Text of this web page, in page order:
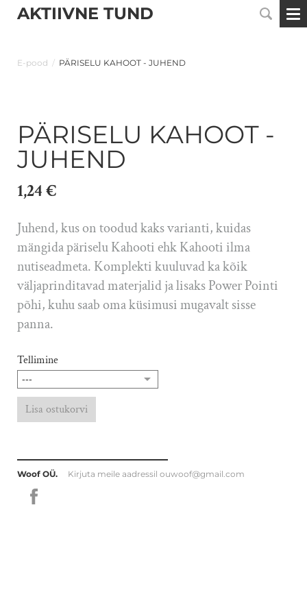
AKTIIVNE TUND
E-pood / PÄRISELU KAHOOT - JUHEND
PÄRISELU KAHOOT -
JUHEND
1,24 €
Juhend, kus on toodud kaks varianti, kuidas
mängida päriselu Kahooti ehk Kahooti ilma
nutiseadmeta. Komplekti kuuluvad ka kõik
väljaprinditavad materjalid ja lisaks Power Pointi
põhi, kuhu saab oma küsimusi mugavalt sisse
panna.
Tellimine
Lisa ostukorvi
Woof OÜ. Kirjuta meile aadressil ouwoof@gmail.com